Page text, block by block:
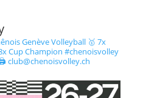
Genève Volleyball 🥇 7x
Cup Champion #chenoisvolley
club@chenoisvolley.ch